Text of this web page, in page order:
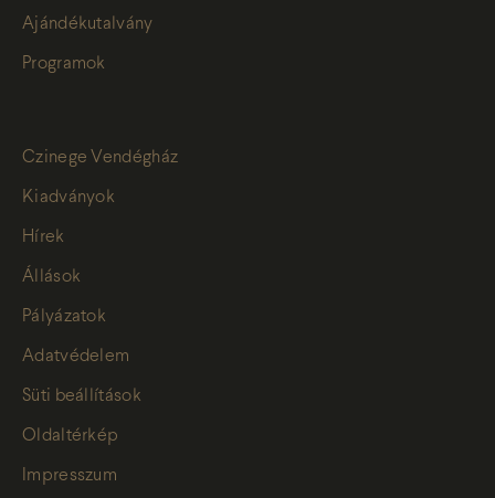
Ajándékutalvány
Programok
Czinege Vendégház
Kiadványok
Hírek
Állások
Pályázatok
Adatvédelem
Süti beállítások
Oldaltérkép
Impresszum